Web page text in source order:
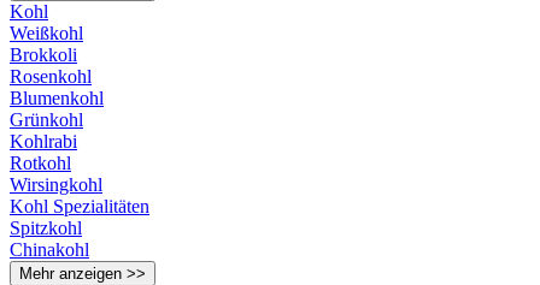
Kohl
Weißkohl
Brokkoli
Rosenkohl
Blumenkohl
Grünkohl
Kohlrabi
Rotkohl
Wirsingkohl
Kohl Spezialitäten
Spitzkohl
Chinakohl
Mehr anzeigen >>